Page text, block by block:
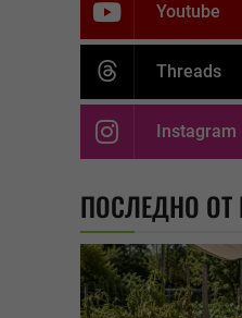
Youtube
Threads
Instagram
ПОСЛЕДНО ОТ